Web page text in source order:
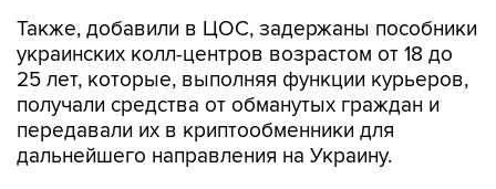
Также, добавили в ЦОС, задержаны пособники
украинских колл-центров возрастом от 18 до
25 лет, которые, выполняя функции курьеров,
получали средства от обманутых граждан и
передавали их в криптообменники для
дальнейшего направления на Украину.